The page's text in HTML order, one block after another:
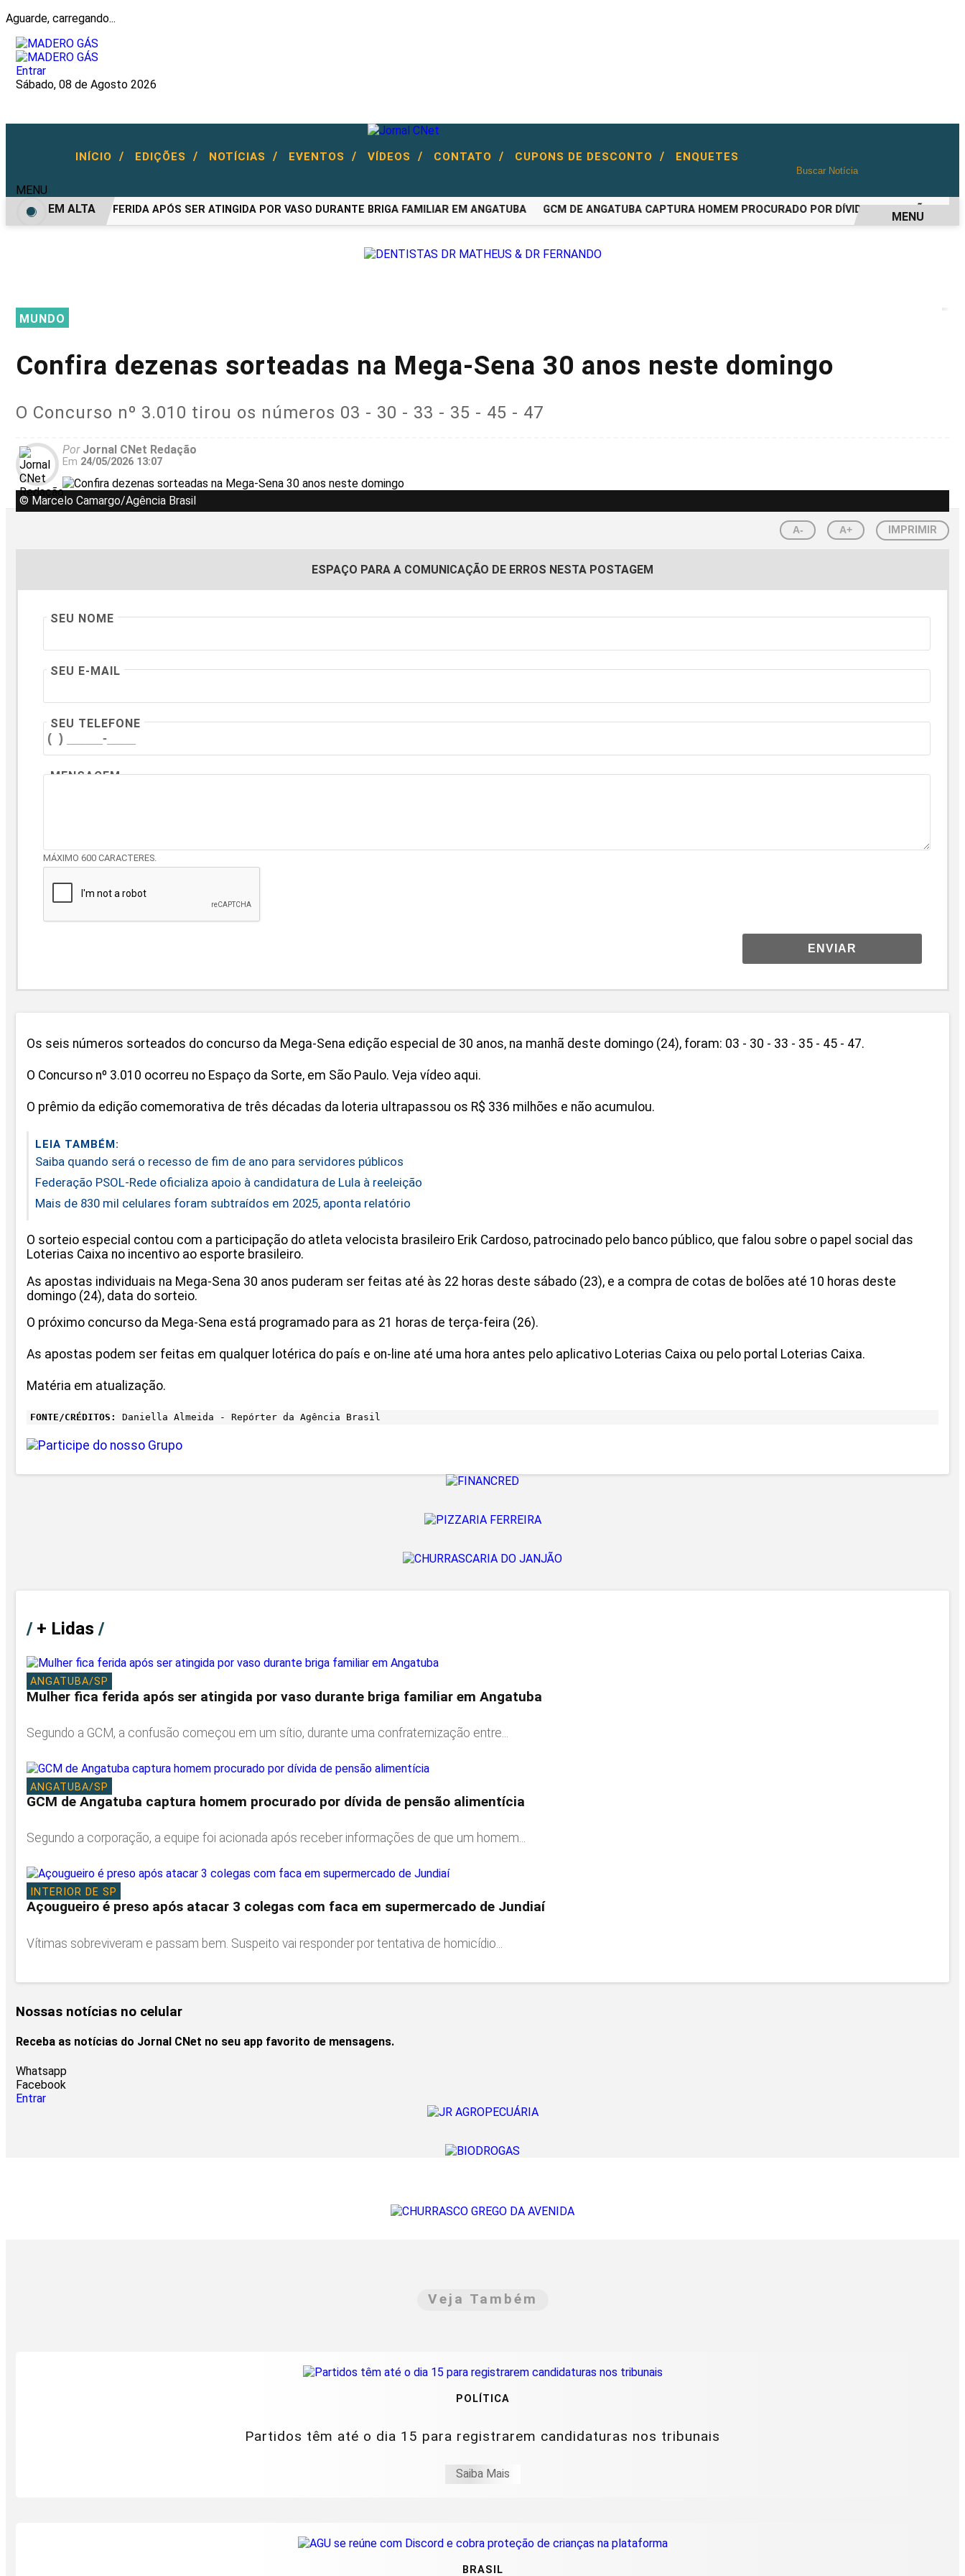
Aguarde, carregando...
Entrar
Sábado, 08 de Agosto 2026
INÍCIO / EDIÇÕES / NOTÍCIAS / EVENTOS / VÍDEOS / CONTATO / CUPONS DE DESCONTO / ENQUETES
MENU
MULHER FICA FERIDA APÓS SER ATINGIDA POR VASO DURANTE BRIGA FAMILIAR EM ANGATUBA GCM DE ANGATUBA CAPTURA HOMEM PROCURADO POR DÍVIDA DE PENSÃO
EM ALTA
MENU
MUNDO
Confira dezenas sorteadas na Mega-Sena 30 anos neste domingo
O Concurso nº 3.010 tirou os números 03 - 30 - 33 - 35 - 45 - 47
PorJornal CNet Redação
Em 24/05/2026 13:07
© Marcelo Camargo/Agência Brasil
A- A+ IMPRIMIR
ESPAÇO PARA A COMUNICAÇÃO DE ERROS NESTA POSTAGEM
SEU NOME
SEU E-MAIL
SEU TELEFONE
MENSAGEM
MÁXIMO 600 CARACTERES.
ENVIAR
Os seis números sorteados do concurso da Mega-Sena edição especial de 30 anos, na manhã deste domingo (24), foram: 03 - 30 - 33 - 35 - 45 - 47.
O Concurso nº 3.010 ocorreu no Espaço da Sorte, em São Paulo. Veja vídeo aqui.
O prêmio da edição comemorativa de três décadas da loteria ultrapassou os R$ 336 milhões e não acumulou.
LEIA TAMBÉM:
Saiba quando será o recesso de fim de ano para servidores públicos
Federação PSOL-Rede oficializa apoio à candidatura de Lula à reeleição
Mais de 830 mil celulares foram subtraídos em 2025, aponta relatório
O sorteio especial contou com a participação do atleta velocista brasileiro Erik Cardoso, patrocinado pelo banco público, que falou sobre o papel social das
Loterias Caixa no incentivo ao esporte brasileiro.
As apostas individuais na Mega-Sena 30 anos puderam ser feitas até às 22 horas deste sábado (23), e a compra de cotas de bolões até 10 horas deste
domingo (24), data do sorteio.
O próximo concurso da Mega-Sena está programado para as 21 horas de terça-feira (26).
As apostas podem ser feitas em qualquer lotérica do país e on-line até uma hora antes pelo aplicativo Loterias Caixa ou pelo portal Loterias Caixa.
Matéria em atualização.
FONTE/CRÉDITOS: Daniella Almeida - Repórter da Agência Brasil
/+ Lidas /
ANGATUBA/SP
Mulher fica ferida após ser atingida por vaso durante briga familiar em Angatuba
Segundo a GCM, a confusão começou em um sítio, durante uma confraternização entre...
ANGATUBA/SP
GCM de Angatuba captura homem procurado por dívida de pensão alimentícia
Segundo a corporação, a equipe foi acionada após receber informações de que um homem...
INTERIOR DE SP
Açougueiro é preso após atacar 3 colegas com faca em supermercado de Jundiaí
Vítimas sobreviveram e passam bem. Suspeito vai responder por tentativa de homicídio...
Nossas notícias no celular
Receba as notícias do Jornal CNet no seu app favorito de mensagens.
Whatsapp
Facebook
Entrar
Veja Também
POLÍTICA
Partidos têm até o dia 15 para registrarem candidaturas nos tribunais
Saiba Mais
BRASIL